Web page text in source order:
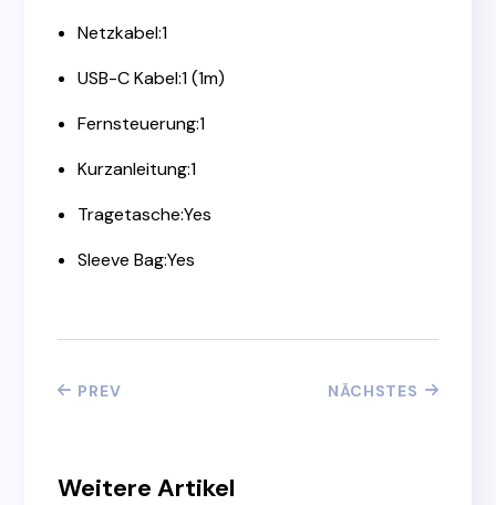
Netzkabel:1
USB-C Kabel:1 (1m)
Fernsteuerung:1
Kurzanleitung:1
Tragetasche:Yes
Sleeve Bag:Yes
PREV NÄCHSTES
Weitere Artikel